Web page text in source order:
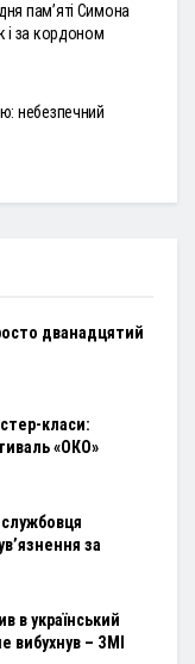
пам’яті Симона
і за кордоном
небезпечний
дванадцятий
класи:
«ОКО»
за
в український
вибухнув – ЗМІ